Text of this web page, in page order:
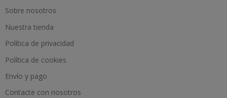
Sobre nosotros
Nuestra tienda
Política de privacidad
Política de cookies
Envío y pago
Contacte con nosotros